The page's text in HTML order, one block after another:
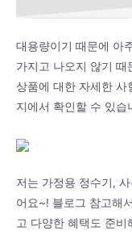
대용량이기 때문에 아
가지고 나오지 않기
상품에 대한 자세한 사
지에서 확인할 수 있습
저는 가정용 정수기,
어요~! 블로그 참고해
고 다양한 혜택도 준